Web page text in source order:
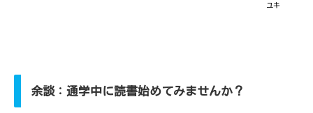
ユキ
余談：通学中に読書始めてみませんか？